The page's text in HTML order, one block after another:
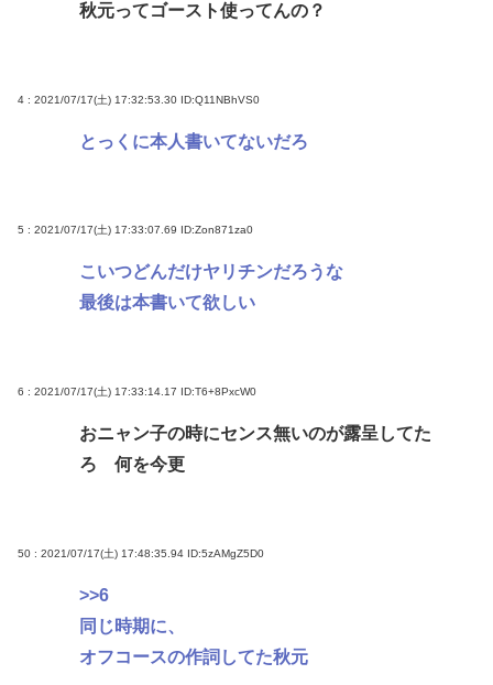
秋元ってゴースト使ってんの？
4 : 2021/07/17(土) 17:32:53.30 ID:Q11NBhVS0
とっくに本人書いてないだろ
5 : 2021/07/17(土) 17:33:07.69 ID:Zon871za0
こいつどんだけヤリチンだろうな
最後は本書いて欲しい
6 : 2021/07/17(土) 17:33:14.17 ID:T6+8PxcW0
おニャン子の時にセンス無いのが露呈してた
ろ 何を今更
50 : 2021/07/17(土) 17:48:35.94 ID:5zAMgZ5D0
>>6
同じ時期に、
オフコースの作詞してた秋元